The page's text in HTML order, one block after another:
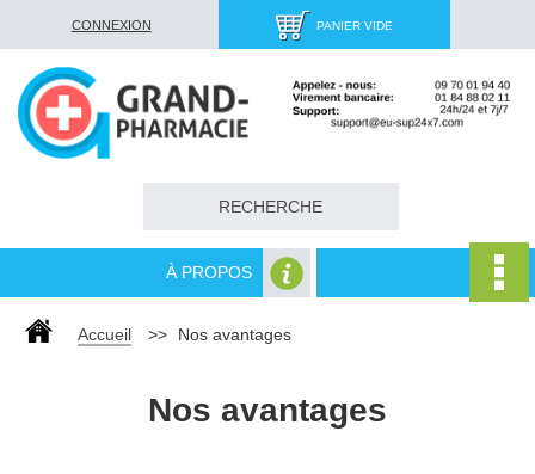
CONNEXION PANIER VIDE
À PROPOS
Accueil >> Nos avantages
Nos avantages